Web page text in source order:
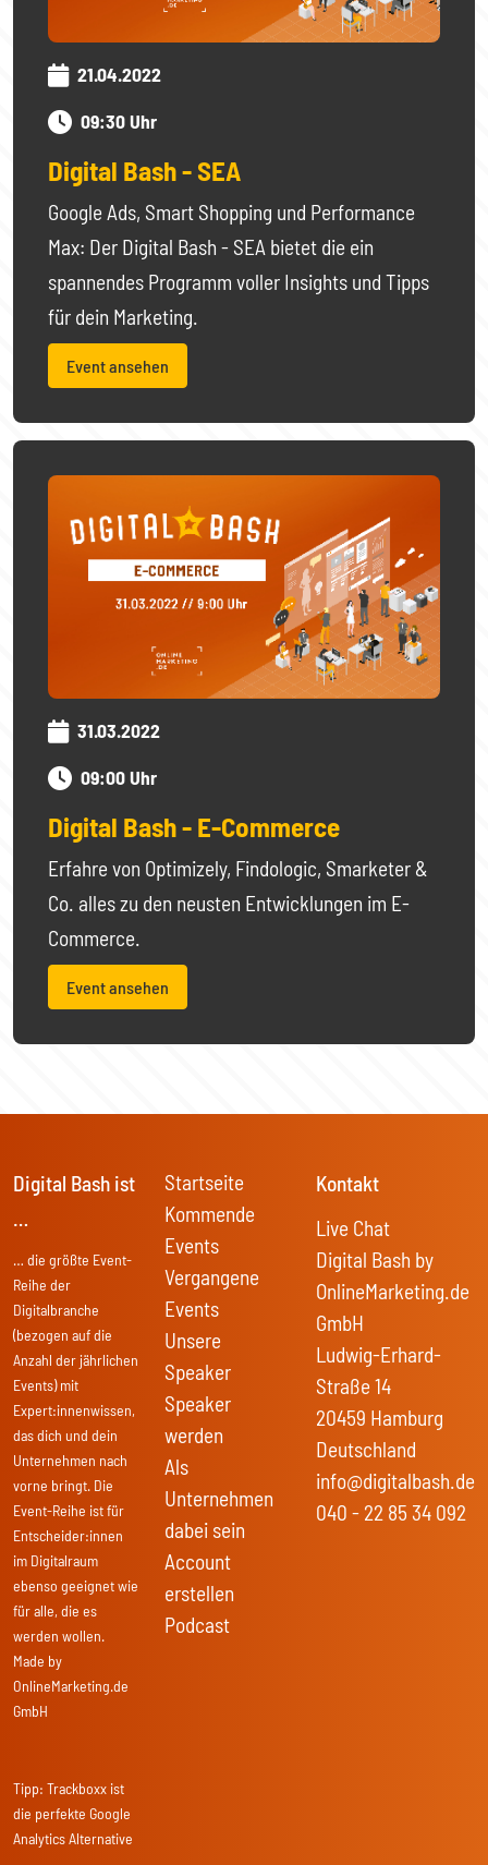
21.04.2022
09:30 Uhr
Digital Bash - SEA
Google Ads, Smart Shopping und Performance
Max: Der Digital Bash - SEA bietet die ein
spannendes Programm voller Insights und Tipps
für dein Marketing.
Event ansehen
31.03.2022
09:00 Uhr
Digital Bash - E-Commerce
Erfahre von Optimizely, Findologic, Smarketer &
Co. alles zu den neusten Entwicklungen im E-
Commerce.
Event ansehen
Digital Bash ist
…
… die größte Event-
Reihe der
Digitalbranche
(bezogen auf die
Anzahl der jährlichen
Events) mit
Expert:innenwissen,
das dich und dein
Unternehmen nach
vorne bringt. Die
Event-Reihe ist für
Entscheider:innen
im Digitalraum
ebenso geeignet wie
für alle, die es
werden wollen.
Made by
OnlineMarketing.de
GmbH
Tipp: Trackboxx ist
die perfekte Google
Analytics Alternative
Startseite
Kommende
Events
Vergangene
Events
Unsere
Speaker
Speaker
werden
Als
Unternehmen
dabei sein
Account
erstellen
Podcast
Kontakt
Live Chat
Digital Bash by
OnlineMarketing.de
GmbH
Ludwig-Erhard-
Straße 14
20459 Hamburg
Deutschland
info@digitalbash.de
040 - 22 85 34 092